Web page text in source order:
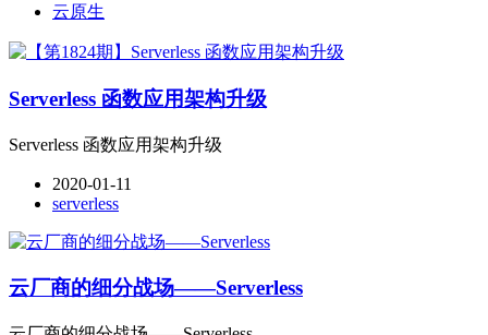
云原生
Serverless 函数应用架构升级
Serverless 函数应用架构升级
2020-01-11
serverless
云厂商的细分战场——Serverless